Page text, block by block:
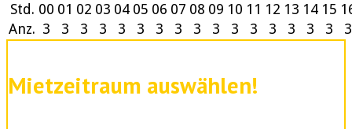
Std. 00 01 02 03 04 05 06 07 08 09 10 11 12 13 14 15
Anz. 3 3 3 3 3 3 3 3 3 3 3 3 3 3 3 3 3
Mietzeitraum auswählen!